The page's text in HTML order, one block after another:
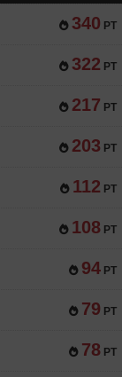
340 PT
322 PT
217 PT
203 PT
112 PT
108 PT
94 PT
79 PT
78 PT